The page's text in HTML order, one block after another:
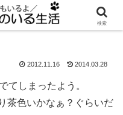
2012.11.16 2014.03.28
てしまったよう。
茶色いかなぁ？ぐらいだ
検索